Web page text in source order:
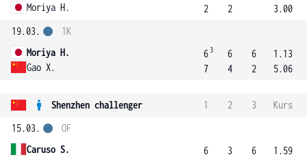
Moriya H.
2
2
3.00
19.03.
Moriya H.
Gao X.
1K
6 3
7
6
4
6
2
1.13
5.06
Shenzhen challenger 1 2 3
Kurs
15.03.
Caruso S.
OF
6
3
6
1.59